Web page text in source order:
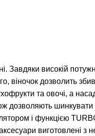
Завдяки високій
віночок дозволить
та овочі, а
дозволяють шинкувати
і функцією
виготовлені з